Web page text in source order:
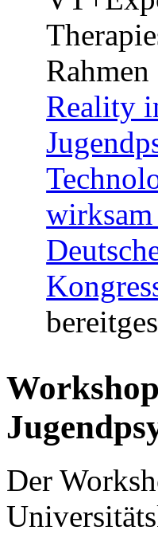
Reality
wirksam
Der